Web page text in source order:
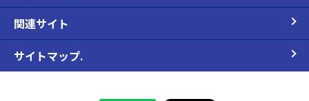
関連サイト
サイトマップ.